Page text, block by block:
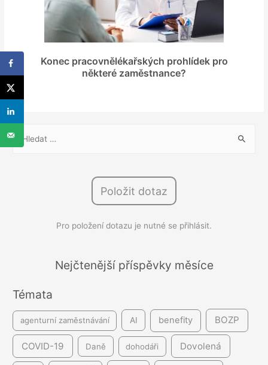
Konec pracovnělékařských prohlídek pro
některé zaměstnance?
V
y
í
Položit dotaz
Pro položení dotazu je nutné se přihlásit.
Nejčtenější příspěvky měsíce
Témata
agenturní zaměstnávání AI benefity BOZP
COVID-19 Daně dohodáři Dovolená